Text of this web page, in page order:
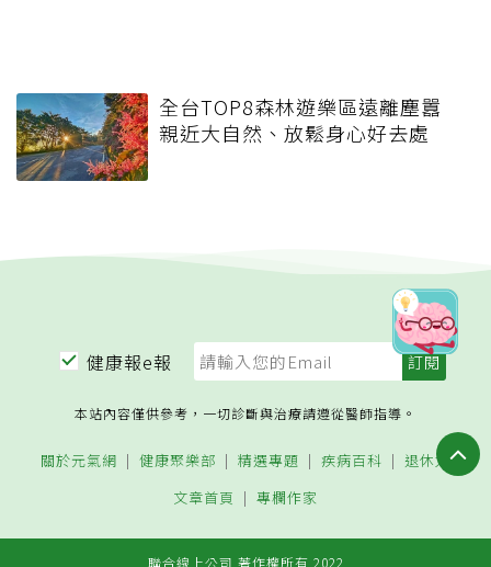
全台TOP8森林遊樂區遠離塵囂
親近大自然、放鬆身心好去處
健康報e報
本站內容僅供參考，一切診斷與治療請遵從醫師指導。
關於元氣網 健康聚樂部 精選專題 疾病百科
退休力
文章首頁
專欄作家
聯合線上公司 著作權所有 2022